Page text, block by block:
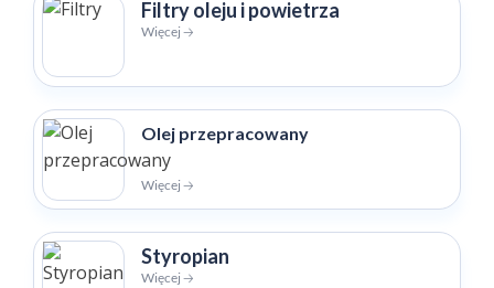
Filtry oleju i powietrza
Więcej 🡢
Olej przepracowany
Więcej 🡢
Styropian
Więcej 🡢